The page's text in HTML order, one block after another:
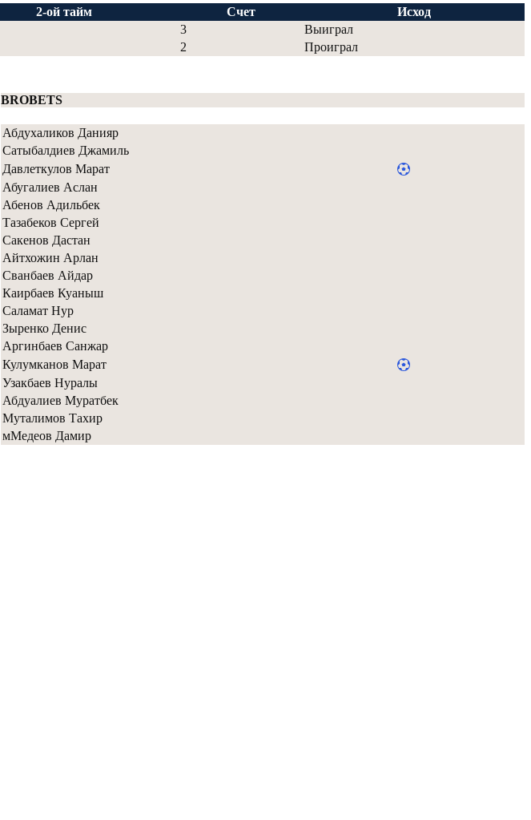
2-ой тайм Счет
Исход
3
Выиграл
2 Проиграл
BROBETS
Абдухаликов Данияр
Сатыбалдиев Джамиль
Давлеткулов Марат
Абугалиев Аслан
Абенов Адильбек
Тазабеков Сергей
Сакенов Дастан
Айтхожин Арлан
Сванбаев Айдар
Каирбаев Куаныш
Саламат Нур
Зыренко Денис
Аргинбаев Санжар
Кулумканов Марат
Узакбаев Нуралы
Абдуалиев Муратбек
Муталимов Тахир
мМедеов Дамир